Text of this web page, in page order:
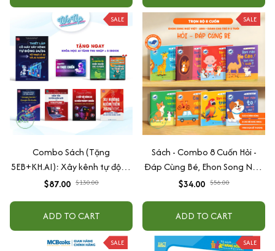
SALE
Combo Sách (Tặng
5EB+KH.AI): Xây kênh tự động
AI Agent + AI siêu mạnh + 3
+ Xu hướng
$87.00 $130.00
ADD TO CART
SALE
Sách - Combo 8 Cuốn Hỏi -
Đáp Cùng Bé, Ehon Song Ngữ
Việt - Anh - Dành Cho Bé Từ 0
$34.00 $56.00
ADD TO CART
SALE SALE